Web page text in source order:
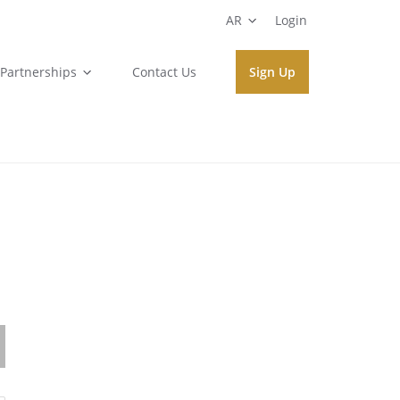
Partnerships Contact Us Sign Up
AR Login